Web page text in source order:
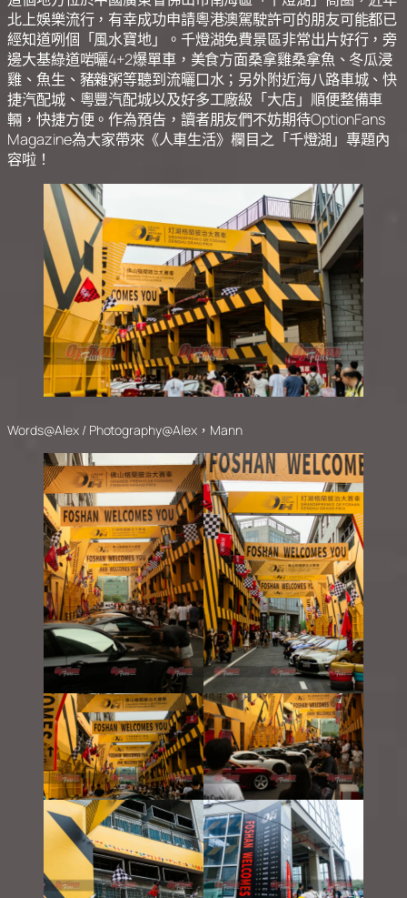
北上娛樂流行，有幸成功申請粵港澳駕駛許可的朋友可能都已
經知道咧個「風水寶地」。千燈湖免費景區非常出片好行，旁
邊大基綠道啱曬4+2爆單車，美食方面桑拿雞桑拿魚、冬瓜浸
雞、魚生、豬雜粥等聽到流曬口水；另外附近海八路車城、快
捷汽配城、粵豐汽配城以及好多工廠級「大店」順便整備車
輛，快捷方便。作為預告，讀者朋友們不妨期待OptionFans
Magazine為大家帶來《人車生活》欄目之「千燈湖」專題內
容啦！
Words@Alex / Photography@Alex，Mann